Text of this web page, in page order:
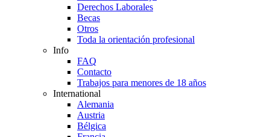
Derechos Laborales
Becas
Otros
Toda la orientación profesional
Info
FAQ
Contacto
Trabajos para menores de 18 años
International
Alemania
Austria
Bélgica